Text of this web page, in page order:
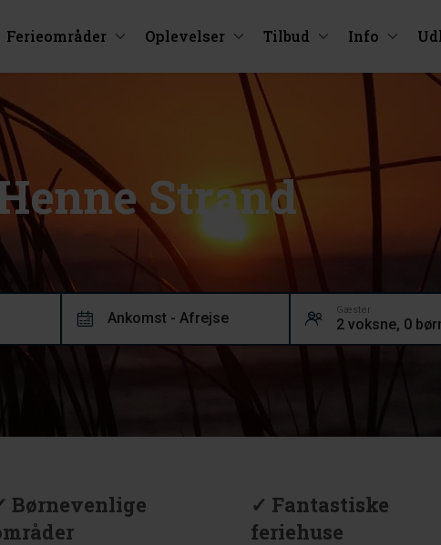
Ferieområder Oplevelser Tilbud Info
Strand
Ankomst - Afrejse Gæster
Børnevenlige
✓ Fantastiske
feriehuse